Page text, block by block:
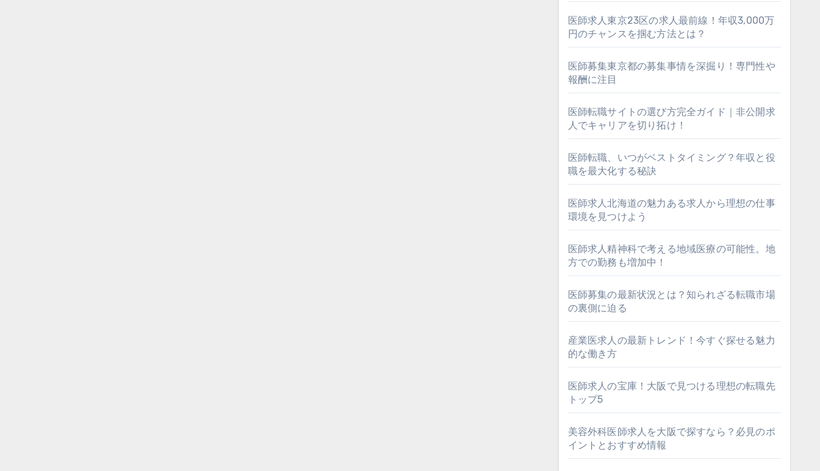
医師求人東京23区の求人最前線！年収3,000万
円のチャンスを掴む方法とは？
医師募集東京都の募集事情を深掘り！専門性や
報酬に注目
医師転職サイトの選び方完全ガイド｜非公開求
人でキャリアを切り拓け！
医師転職、いつがベストタイミング？年収と役
職を最大化する秘訣
医師求人北海道の魅力ある求人から理想の仕事
環境を見つけよう
医師求人精神科で考える地域医療の可能性。地
方での勤務も増加中！
医師募集の最新状況とは？知られざる転職市場
の裏側に迫る
産業医求人の最新トレンド！今すぐ探せる魅力
的な働き方
医師求人の宝庫！大阪で見つける理想の転職先
トップ5
美容外科医師求人を大阪で探すなら？必見のポ
イントとおすすめ情報